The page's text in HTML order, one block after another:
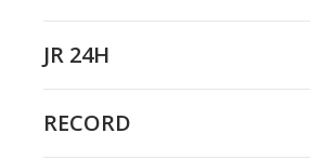
JR 24H
RECORD